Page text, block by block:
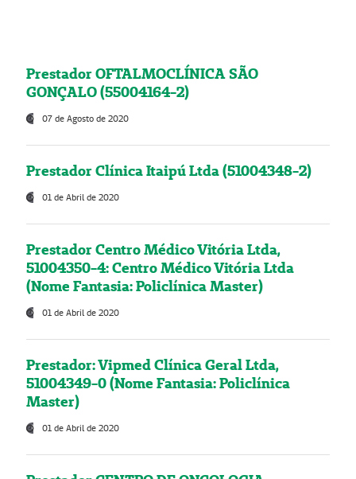
Prestador OFTALMOCLÍNICA SÃO
GONÇALO (55004164-2)
07 de Agosto de 2020
Prestador Clínica Itaipú Ltda (51004348-2)
01 de Abril de 2020
Prestador Centro Médico Vitória Ltda,
51004350-4: Centro Médico Vitória Ltda
(Nome Fantasia: Policlínica Master)
01 de Abril de 2020
Prestador: Vipmed Clínica Geral Ltda,
51004349-0 (Nome Fantasia: Policlínica
Master)
01 de Abril de 2020